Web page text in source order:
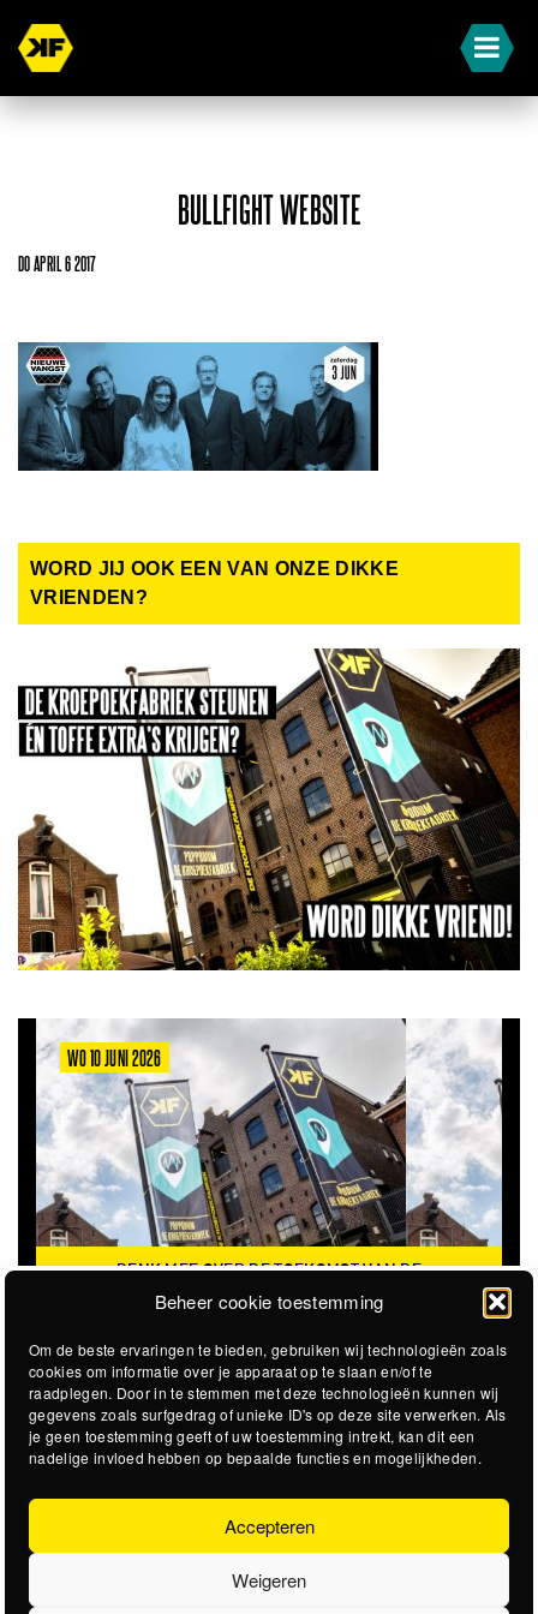
Beheer cookie toestemming
Om de beste ervaringen te bieden, gebruiken wij technologieën zoals
cookies om informatie over je apparaat op te slaan en/of te
raadplegen. Door in te stemmen met deze technologieën kunnen wij
gegevens zoals surfgedrag of unieke ID's op deze site verwerken. Als
je geen toestemming geeft of uw toestemming intrekt, kan dit een
nadelige invloed hebben op bepaalde functies en mogelijkheden.
Accepteren
Weigeren
BULLFIGHT WEBSITE
DO APRIL 6 2017
WORD JIJ OOK EEN VAN ONZE DIKKE
VRIENDEN?
WO 10 JUNI 2026
DENK MEE OVER DE TOEKOMST VAN DE
KROEPOEKFABRIEK